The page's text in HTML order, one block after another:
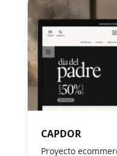
CAPDOR
Proyecto